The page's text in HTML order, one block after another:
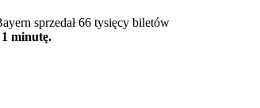
sprzedał 66 tysięcy biletów
1 minutę.